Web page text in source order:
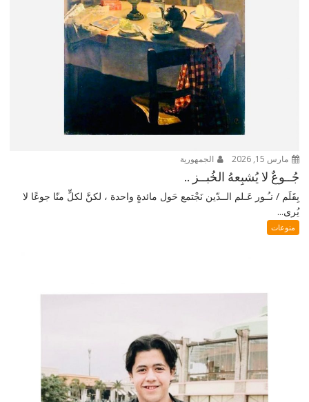
مارس 15, 2026 الجمهورية
جُــوعٌ لا يُشبِعهُ الخُبــز ..
بِقَلَم / نـُـور عَـلم الــدّين نَجْتمع حَول مائدةٍ واحدة ، لكنَّ لكلٍّ منّا جوعًا لا
يُرى...
منوعات